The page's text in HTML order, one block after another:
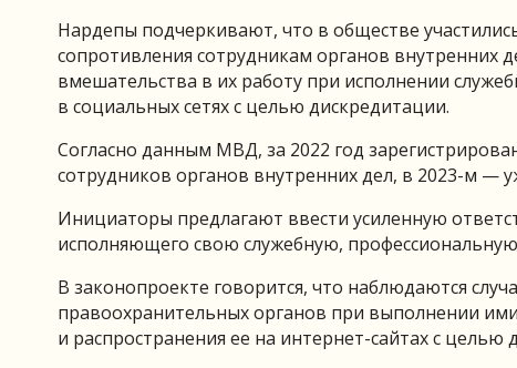
Нардепы подчеркивают, что в обществе
сопротивления сотрудникам органов внутренних
вмешательства в их работу при исполнении
в социальных сетях с целью дискредитации.
Согласно данным МВД, за 2022 год
сотрудников органов внутренних дел, в 2023-м —
Инициаторы предлагают ввести усиленную
исполняющего свою служебную,
В законопроекте говорится, что наблюдаются
правоохранительных органов при выполнении
и распространения ее на интернет-сайтах с